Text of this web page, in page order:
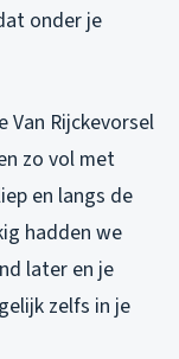
onder je
Van Rijckevorsel
zo vol met
en langs de
hadden we
later en je
zelfs in je